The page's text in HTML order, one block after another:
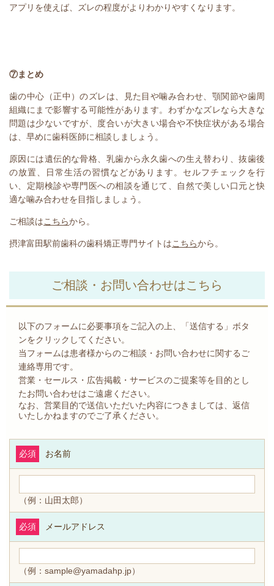
アプリを使えば、ズレの程度がよりわかりやすくなります。
⑦まとめ
歯の中心（正中）のズレは、見た目や噛み合わせ、顎関節や歯周
組織にまで影響する可能性があります。わずかなズレなら大きな
問題は少ないですが、度合いが大きい場合や不快症状がある場合
は、早めに歯科医師に相談しましょう。
原因には遺伝的な骨格、乳歯から永久歯への生え替わり、抜歯後
の放置、日常生活の習慣などがあります。セルフチェックを行
い、定期検診や専門医への相談を通じて、自然で美しい口元と快
適な噛み合わせを目指しましょう。
ご相談はこちらから。
摂津富田駅前歯科の歯科矯正専門サイトはこちらから。
ご相談・お問い合わせはこちら
以下のフォームに必要事項をご記入の上、「送信する」ボタ
ンをクリックしてください。
当フォームは患者様からのご相談・お問い合わせに関するご
連絡専用です。
営業・セールス・広告掲載・サービスのご提案等を目的とし
たお問い合わせはご遠慮ください。
なお、営業目的で送信いただいた内容につきましては、返信
いたしかねますのでご了承ください。
お名前
必須
（例：山田太郎）
メールアドレス
必須
（例：sample@yamadahp.jp）